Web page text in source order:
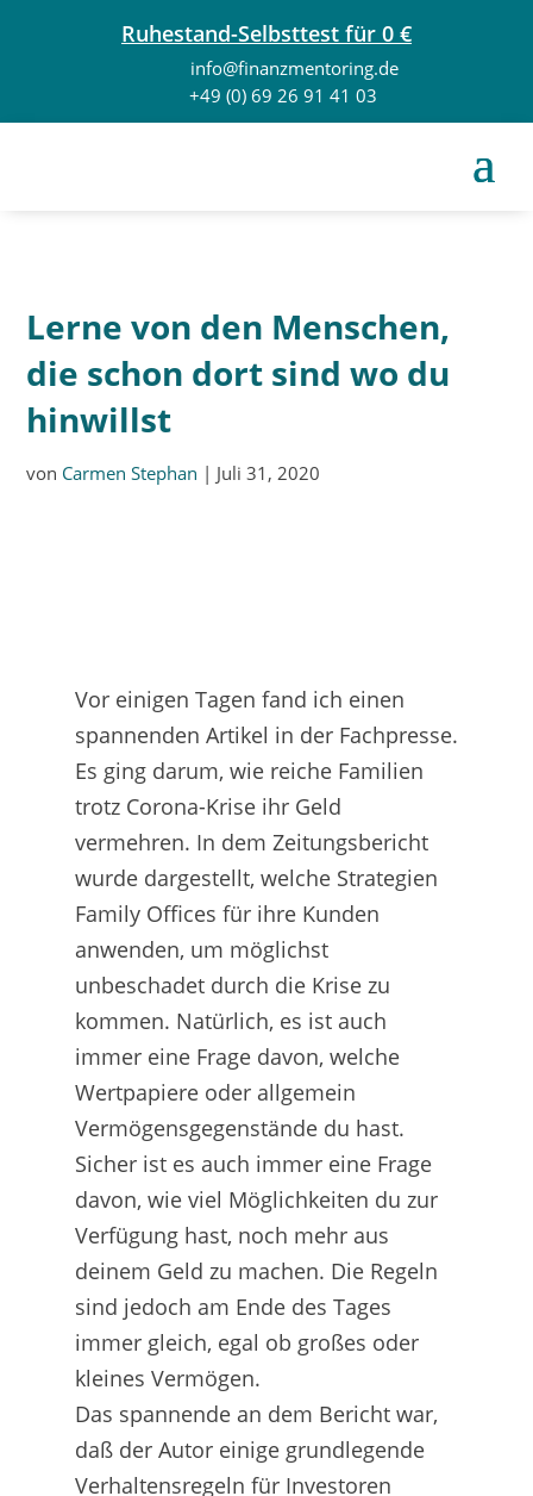
Ruhestand-Selbsttest für 0 €
info@finanzmentoring.de
+49 (0) 69 26 91 41 03
Lerne von den Menschen,
die schon dort sind wo du
hinwillst
von Carmen Stephan | Juli 31, 2020
Vor einigen Tagen fand ich einen
spannenden Artikel in der Fachpresse.
Es ging darum, wie reiche Familien
trotz Corona-Krise ihr Geld
vermehren. In dem Zeitungsbericht
wurde dargestellt, welche Strategien
Family Offices für ihre Kunden
anwenden, um möglichst
unbeschadet durch die Krise zu
kommen. Natürlich, es ist auch
immer eine Frage davon, welche
Wertpapiere oder allgemein
Vermögensgegenstände du hast.
Sicher ist es auch immer eine Frage
davon, wie viel Möglichkeiten du zur
Verfügung hast, noch mehr aus
deinem Geld zu machen. Die Regeln
sind jedoch am Ende des Tages
immer gleich, egal ob großes oder
kleines Vermögen.
Das spannende an dem Bericht war,
daß der Autor einige grundlegende
Verhaltensregeln für Investoren